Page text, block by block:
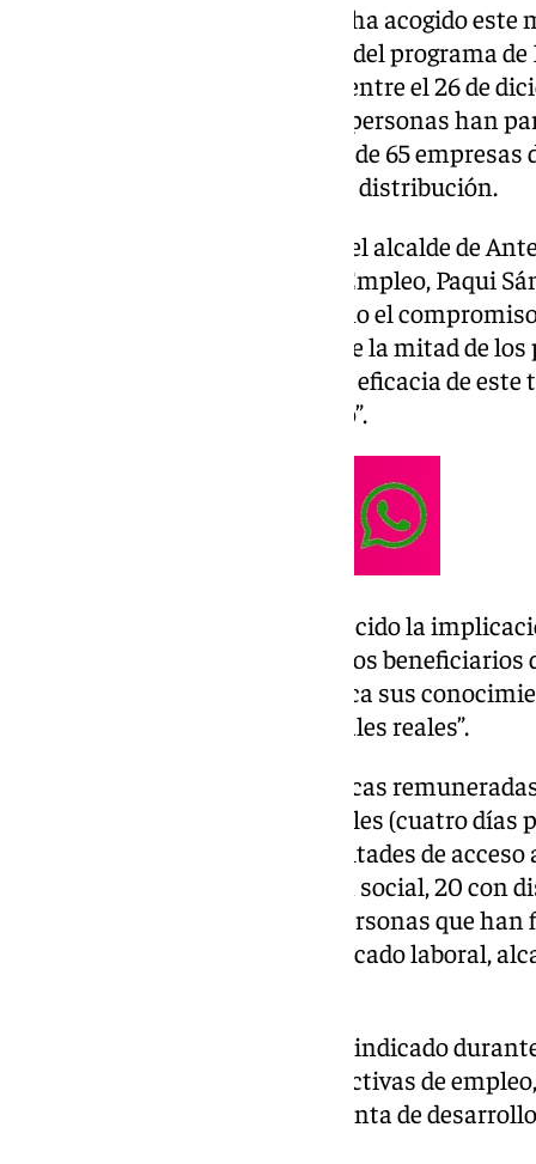
El Ayuntamiento de Antequera ha acogido este
clausura y entrega de diplomas del programa
el Empleo (EPES), desarrollado entre el 26 de
diciembre de 2025. En total, 80 personas han
ha contado con la colaboración de 65
educación, logística, comercio o distribución.
El acto ha estado presidido por el alcalde de
concejal de Promoción para el Empleo, Paqui
tanto el éxito del programa como el
Barón ha subrayado que “más de la mitad de
trabajando, lo que demuestra la eficacia de
oportunidades reales de empleo”.
Por su parte, Sánchez ha agradecido la
colaboradoras y ha felicitado a los
oportunidad de poner en práctica sus
capacidades en entornos laborales reales”.
El programa EPES ofrece prácticas
dedicación de 20 horas semanales (cuatro
colectivos con especiales dificultades de
personas en riesgo de exclusión social, 20 con
a minorías étnicas. De las 80 personas que
conseguido incorporarse al mercado laboral,
El Ayuntamiento reafirma, han indicado
compromiso con las políticas activas de
público-privada como herramienta de